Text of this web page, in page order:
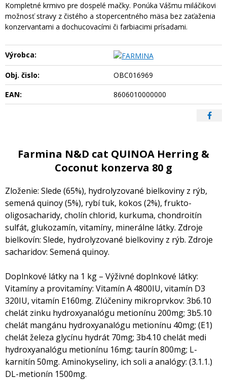
Kompletné krmivo pre dospelé mačky. Ponúka Vášmu miláčikovi
možnosť stravy z čistého a stopercentného mäsa bez zaťaženia
konzervantami a dochucovacími či farbiacimi prísadami.
Výrobca:
Obj. čislo:
OBC016969
EAN:
8606010000000
Farmina N&D cat QUINOA Herring &
Coconut konzerva 80 g
Zloženie: Slede (65%), hydrolyzované bielkoviny z rýb,
semená quinoy (5%), rybí tuk, kokos (2%), frukto-
oligosacharidy, cholín chlorid, kurkuma, chondroitín
sulfát, glukozamín, vitamíny, minerálne látky. Zdroje
bielkovín: Slede, hydrolyzované bielkoviny z rýb. Zdroje
sacharidov: Semená quinoy.
Doplnkové látky na 1 kg – Výživné doplnkové látky:
Vitamíny a provitamíny: Vitamín A 4800IU, vitamín D3
320IU, vitamín E160mg. Zlúčeniny mikroprvkov: 3b6.10
chelát zinku hydroxyanalógu metionínu 200mg; 3b5.10
chelát mangánu hydroxyanalógu metionínu 40mg; (E1)
chelát železa glycínu hydrát 70mg; 3b4.10 chelát medi
hydroxyanalógu metionínu 16mg; taurín 800mg; L-
karnitín 50mg. Aminokyseliny, ich soli a analógy: (3.1.1.)
DL-metionín 1500mg.